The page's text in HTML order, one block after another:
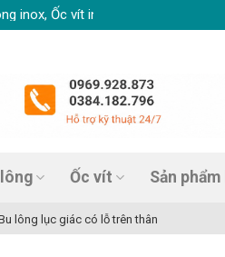
Ốc vít inox, Thanh ren inox,
Ốc vít Sản phẩm
lông lục giác có lỗ trên thân